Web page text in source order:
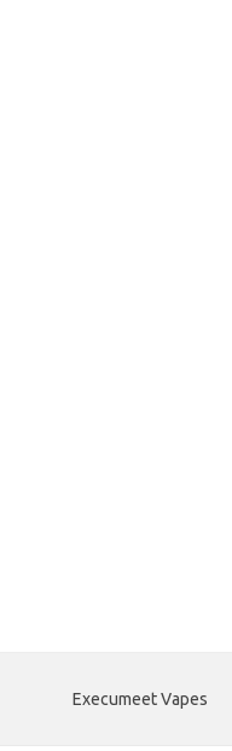
Execumeet Vapes